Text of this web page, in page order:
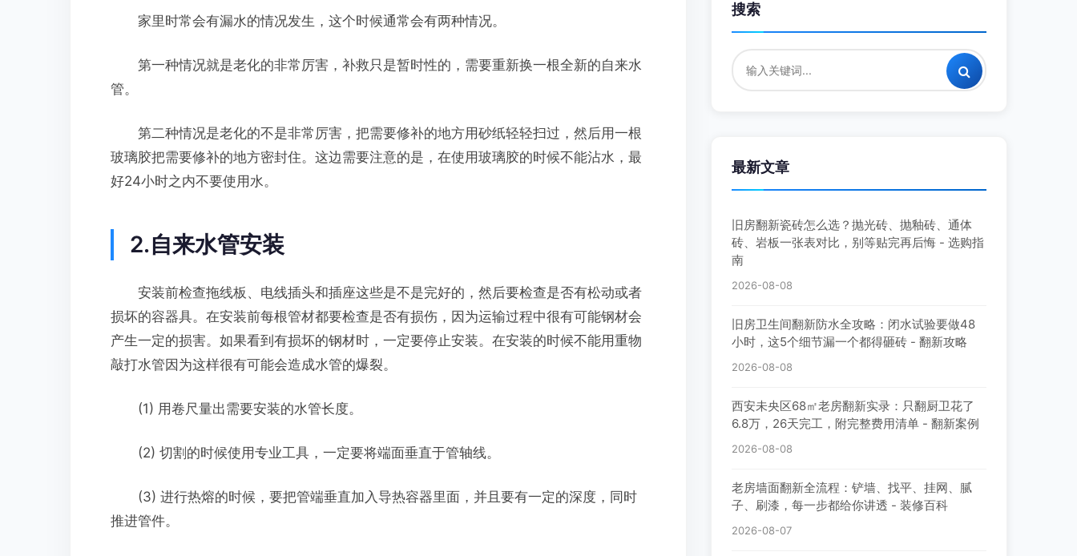
家里时常会有漏水的情况发生，这个时候通常会有两种情况。
第一种情况就是老化的非常厉害，补救只是暂时性的，需要重新换一根全新的自来水
管。
第二种情况是老化的不是非常厉害，把需要修补的地方用砂纸轻轻扫过，然后用一根
玻璃胶把需要修补的地方密封住。这边需要注意的是，在使用玻璃胶的时候不能沾水，最
好24小时之内不要使用水。
2.自来水管安装
安装前检查拖线板、电线插头和插座这些是不是完好的，然后要检查是否有松动或者
损坏的容器具。在安装前每根管材都要检查是否有损伤，因为运输过程中很有可能钢材会
产生一定的损害。如果看到有损坏的钢材时，一定要停止安装。在安装的时候不能用重物
敲打水管因为这样很有可能会造成水管的爆裂。
(1) 用卷尺量出需要安装的水管长度。
(2) 切割的时候使用专业工具，一定要将端面垂直于管轴线。
(3) 进行热熔的时候，要把管端垂直加入导热容器里面，并且要有一定的深度，同时
推进管件。
搜索
最新文章
旧房翻新瓷砖怎么选？抛光砖、抛釉砖、通体
砖、岩板一张表对比，别等贴完再后悔 - 选购指
南
2026-08-08
旧房卫生间翻新防水全攻略：闭水试验要做48
小时，这5个细节漏一个都得砸砖 - 翻新攻略
2026-08-08
西安未央区68㎡老房翻新实录：只翻厨卫花了
6.8万，26天完工，附完整费用清单 - 翻新案例
2026-08-08
老房墙面翻新全流程：铲墙、找平、挂网、腻
子、刷漆，每一步都给你讲透 - 装修百科
2026-08-07